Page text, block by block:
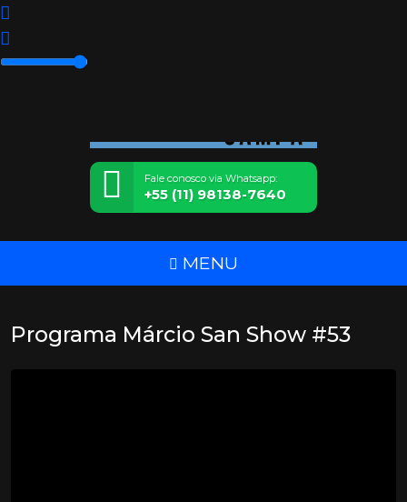
Fale conosco via Whatsapp:
+55 (11) 98138-7640
MENU
Programa Márcio San Show #53